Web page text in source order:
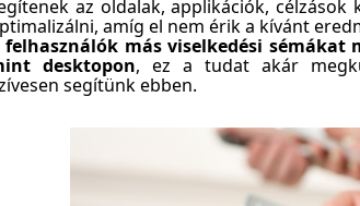
az oldalak, applikációk, célzások
amíg el nem érik a kívánt
felhasználók más viselkedési sémákat
desktopon, ez a tudat akár
segítünk ebben.